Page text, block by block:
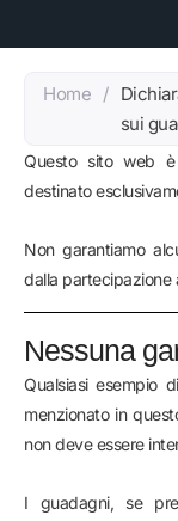
Home /
sui
Questo sito web
destinato
Non garantiamo
dalla partecipazione
Nessuna
Qualsiasi esempio
menzionato in
non deve essere
I guadagni, se